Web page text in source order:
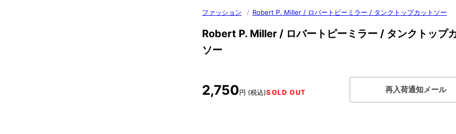
ファッション / Robert P. Miller / ロバートピーミラー / タンクトップカットソー
Robert P. Miller / ロバートピーミラー / タンクトップ
ソー
2,750円 (税込)SOLD OUT 再入荷通知メール